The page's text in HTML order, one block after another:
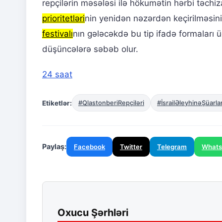
repçilərin məsələsi ilə hökumətin hərbi
prioritetlərinin yenidən nəzərdən
festivalının gələcəkdə bu tip ifadə
düşüncələrə səbəb olur.
24 saat
Etiketlər: #QlastonberiRepçiləri
Paylaş: Facebook Twitter Telegram
Oxucu Şərhləri